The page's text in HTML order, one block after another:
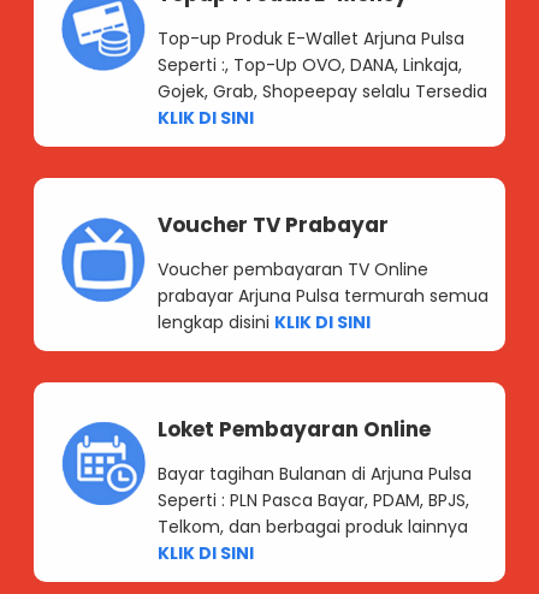
Top-up Produk E-Wallet Arjuna Pulsa
Seperti :, Top-Up OVO, DANA, Linkaja,
Gojek, Grab, Shopeepay selalu Tersedia
KLIK DI SINI
Voucher TV Prabayar
Voucher pembayaran TV Online
prabayar Arjuna Pulsa termurah semua
lengkap disini KLIK DI SINI
Loket Pembayaran Online
Bayar tagihan Bulanan di Arjuna Pulsa
Seperti : PLN Pasca Bayar, PDAM, BPJS,
Telkom, dan berbagai produk lainnya
KLIK DI SINI